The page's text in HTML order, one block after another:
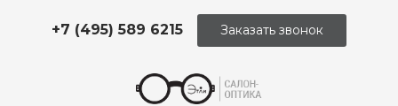
+7 (495) 589 6215 Заказать звонок